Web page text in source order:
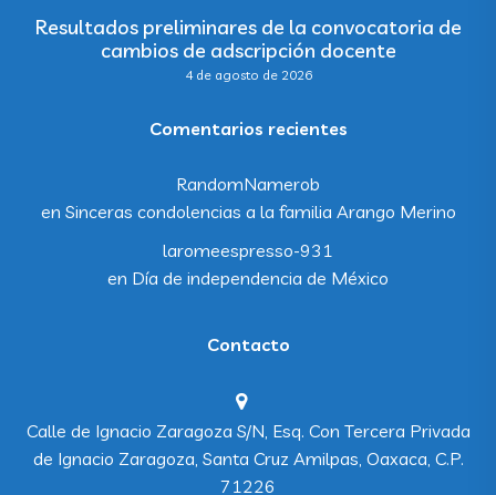
Resultados preliminares de la convocatoria de
cambios de adscripción docente
4 de agosto de 2026
Comentarios recientes
RandomNamerob
en Sinceras condolencias a la familia Arango Merino
laromeespresso-931
en Día de independencia de México
Contacto
Calle de Ignacio Zaragoza S/N, Esq. Con Tercera Privada
de Ignacio Zaragoza, Santa Cruz Amilpas, Oaxaca, C.P.
71226